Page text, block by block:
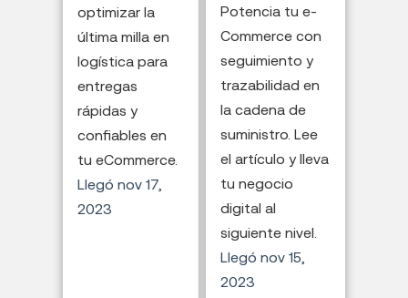
optimizar la
última milla en
logística para
entregas
rápidas y
confiables en
tu eCommerce.
Llegó nov 17,
2023
Potencia tu e-
Commerce con
seguimiento y
trazabilidad en
la cadena de
suministro. Lee
el artículo y lleva
tu negocio
digital al
siguiente nivel.
Llegónov 15,
2023